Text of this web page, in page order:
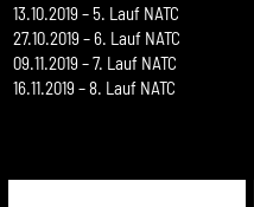
13.10.2019 – 5. Lauf NATC
27.10.2019 – 6. Lauf NATC
09.11.2019 – 7. Lauf NATC
16.11.2019 – 8. Lauf NATC